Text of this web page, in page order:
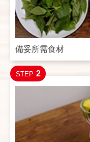
備妥所需食材
STEP 2